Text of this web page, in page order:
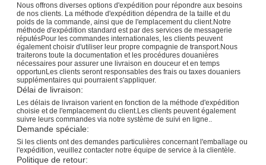
Nous offrons diverses options d'expédition pour répondre aux besoins
de nos clients. La méthode d'expédition dépendra de la taille et du
poids de la commande, ainsi que de l'emplacement du client.Notre
méthode d'expédition standard est par des services de messagerie
réputésPour les commandes internationales, les clients peuvent
également choisir d'utiliser leur propre compagnie de transport.Nous
traiterons toute la documentation et les procédures douanières
nécessaires pour assurer une livraison en douceur et en temps
opportunLes clients seront responsables des frais ou taxes douaniers
supplémentaires qui pourraient s'appliquer.
Délai de livraison:
Les délais de livraison varient en fonction de la méthode d'expédition
choisie et de l'emplacement du client.Les clients peuvent également
suivre leurs commandes via notre système de suivi en ligne..
Demande spéciale:
Si les clients ont des demandes particulières concernant l'emballage ou
l'expédition, veuillez contacter notre équipe de service à la clientèle.
Politique de retour: